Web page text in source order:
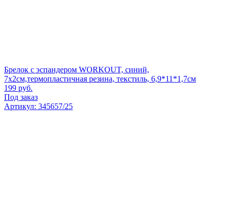
Брелок с эспандером WORKOUT, синий,
7х2см,термопластичная резина, текстиль, 6,9*11*1,7см
199 руб.
Под заказ
Артикул: 345657/25